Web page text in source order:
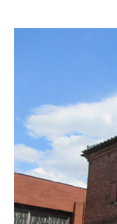
旧
庄
商
業